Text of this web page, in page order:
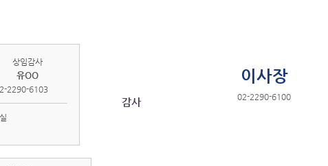
이사장
02-2290-6100
감사
상임감사
유OO
2290-6103